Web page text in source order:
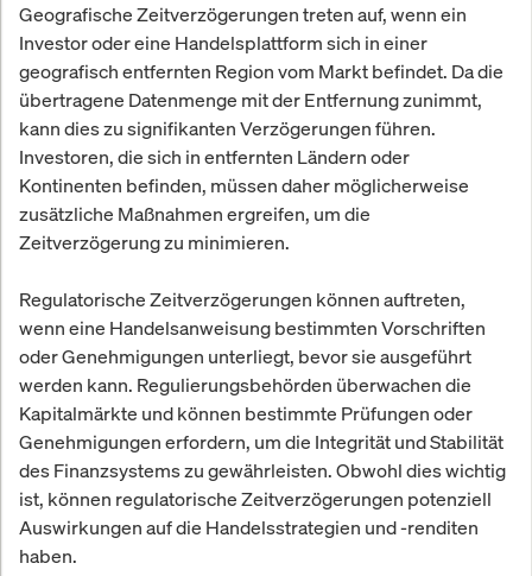
Geografische Zeitverzögerungen treten auf, wenn ein
Investor oder eine Handelsplattform sich in einer
geografisch entfernten Region vom Markt befindet. Da die
übertragene Datenmenge mit der Entfernung zunimmt,
kann dies zu signifikanten Verzögerungen führen.
Investoren, die sich in entfernten Ländern oder
Kontinenten befinden, müssen daher möglicherweise
zusätzliche Maßnahmen ergreifen, um die
Zeitverzögerung zu minimieren.
Regulatorische Zeitverzögerungen können auftreten,
wenn eine Handelsanweisung bestimmten Vorschriften
oder Genehmigungen unterliegt, bevor sie ausgeführt
werden kann. Regulierungsbehörden überwachen die
Kapitalmärkte und können bestimmte Prüfungen oder
Genehmigungen erfordern, um die Integrität und Stabilität
des Finanzsystems zu gewährleisten. Obwohl dies wichtig
ist, können regulatorische Zeitverzögerungen potenziell
Auswirkungen auf die Handelsstrategien und -renditen
haben.